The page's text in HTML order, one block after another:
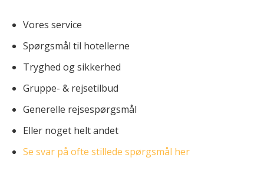
Vores service
Spørgsmål til hotellerne
Tryghed og sikkerhed
Gruppe- & rejsetilbud
Generelle rejsespørgsmål
Eller noget helt andet
Se svar på ofte stillede spørgsmål her